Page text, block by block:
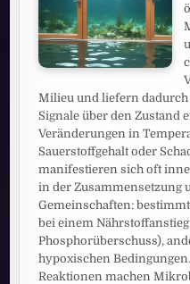
Milieu und liefern
Signale über den Zustand
Veränderungen in
Sauerstoffgehalt oder
manifestieren sich oft
in der
Gemeinschaften:
bei einem
Phosphorüberschuss),
hypoxischen
Reaktionen machen